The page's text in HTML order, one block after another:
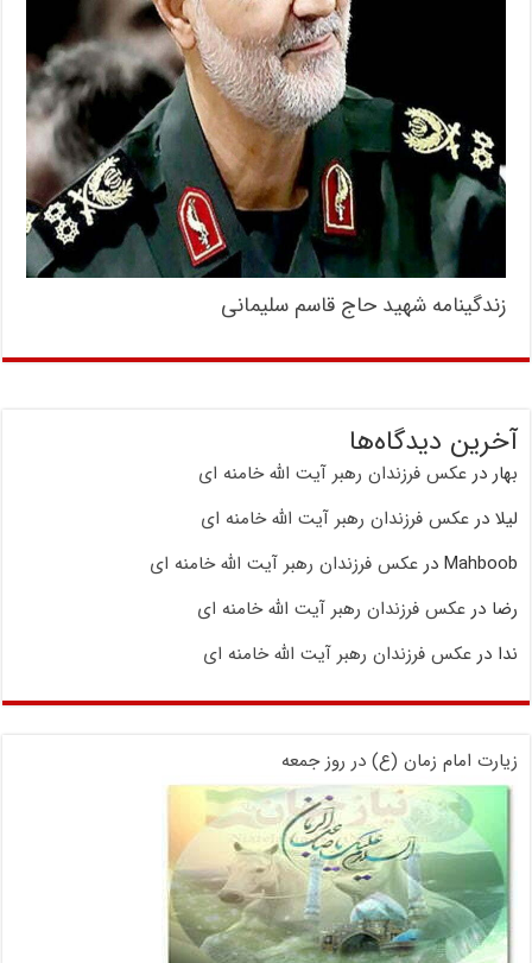
زندگینامه شهید حاج قاسم سلیمانی
آخرین دیدگاه‌ها
بهار درعکس فرزندان رهبر آیت الله خامنه ای
لیلا درعکس فرزندان رهبر آیت الله خامنه ای
Mahboob درعکس فرزندان رهبر آیت الله خامنه ای
رضا درعکس فرزندان رهبر آیت الله خامنه ای
ندا درعکس فرزندان رهبر آیت الله خامنه ای
زیارت امام زمان (ع) در روز جمعه